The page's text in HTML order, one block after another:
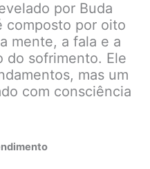
por Buda
composto por oito
mente, a fala e a
do sofrimento. Ele
mas um
com consciência